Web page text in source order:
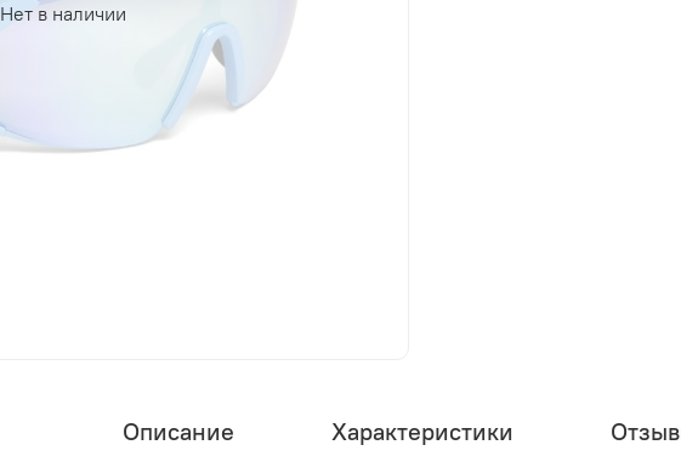
Нет в наличии
Описание Характеристики